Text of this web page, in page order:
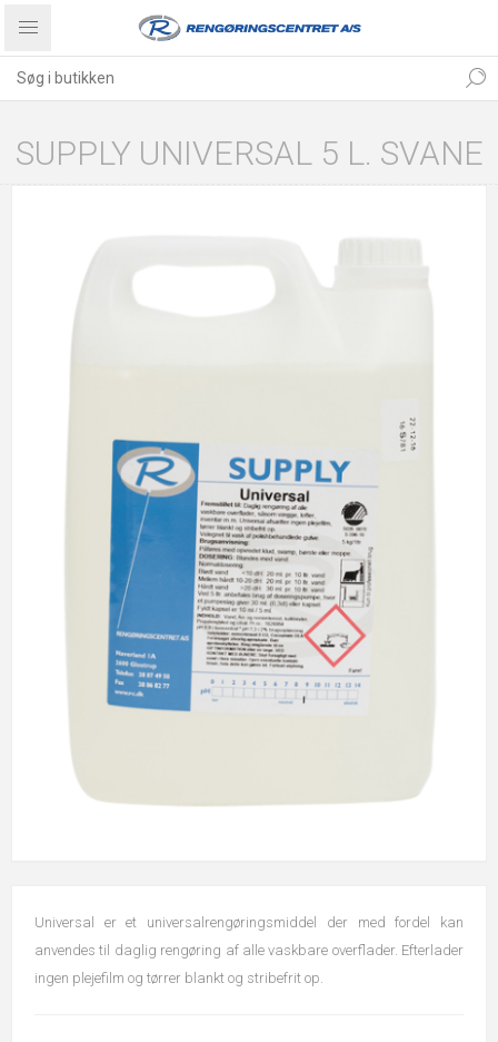
SUPPLY UNIVERSAL 5 L. SVANE
Universal er et universalrengøringsmiddel der med fordel kan
anvendes til daglig rengøring af alle vaskbare overflader. Efterlader
ingen plejefilm og tørrer blankt og stribefrit op.